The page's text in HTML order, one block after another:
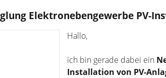
Elektronebengewerbe PV-
Hallo,
ich bin gerade dabei ein
Installation von PV-